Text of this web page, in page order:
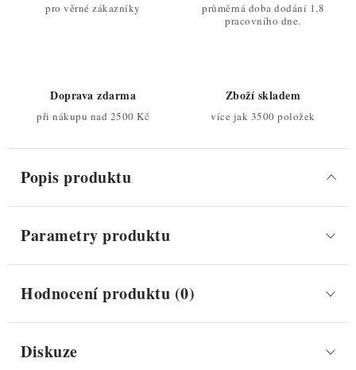
pro věrné zákazníky
průměrná doba dodání 1,8
pracovního dne.
Doprava zdarma
při nákupu nad 2500 Kč
Zboží skladem
více jak 3500 položek
Popis produktu
Parametry produktu
Hodnocení produktu (0)
Diskuze